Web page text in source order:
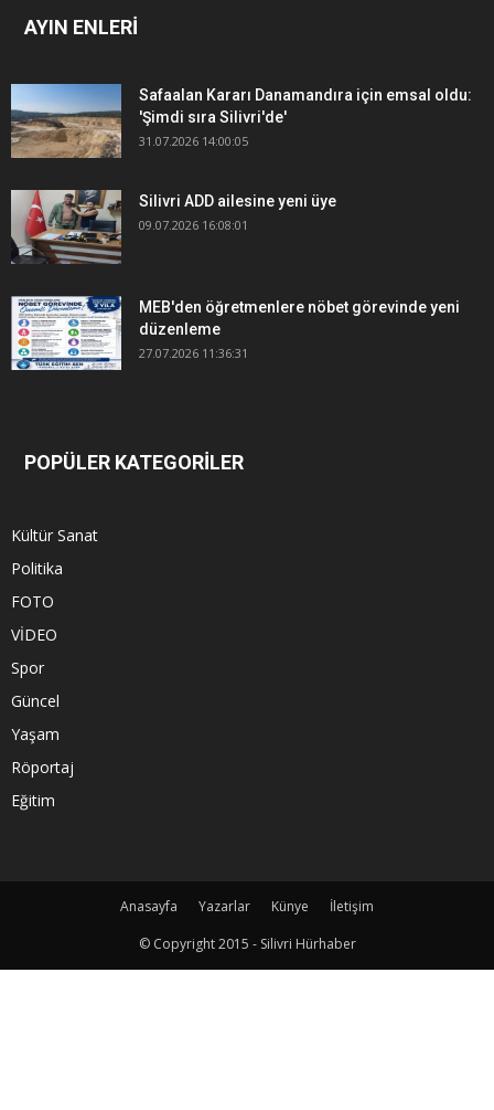
AYIN ENLERİ
Safaalan Kararı Danamandıra için emsal oldu:
'Şimdi sıra Silivri'de'
31.07.2026 14:00:05
Silivri ADD ailesine yeni üye
09.07.2026 16:08:01
MEB'den öğretmenlere nöbet görevinde yeni
düzenleme
27.07.2026 11:36:31
POPÜLER KATEGORİLER
Kültür Sanat
Politika
FOTO
VİDEO
Spor
Güncel
Yaşam
Röportaj
Eğitim
Anasayfa Yazarlar Künye
İletişim
© Copyright 2015 - Silivri Hürhaber